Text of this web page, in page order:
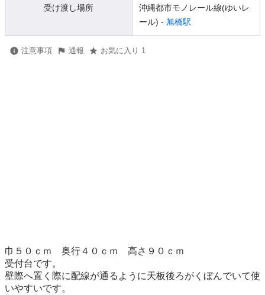
受け渡し場所
沖縄都市モノレール線(ゆいレ
ール) - 旭橋駅
注意事項 通報 お気に入り 1
巾５０ｃｍ　奥行４０ｃｍ　高さ９０ｃｍ
受付台です。
壁際へ置く際に配線が通るように天板後ろがくぼんでいて使
いやすいです。